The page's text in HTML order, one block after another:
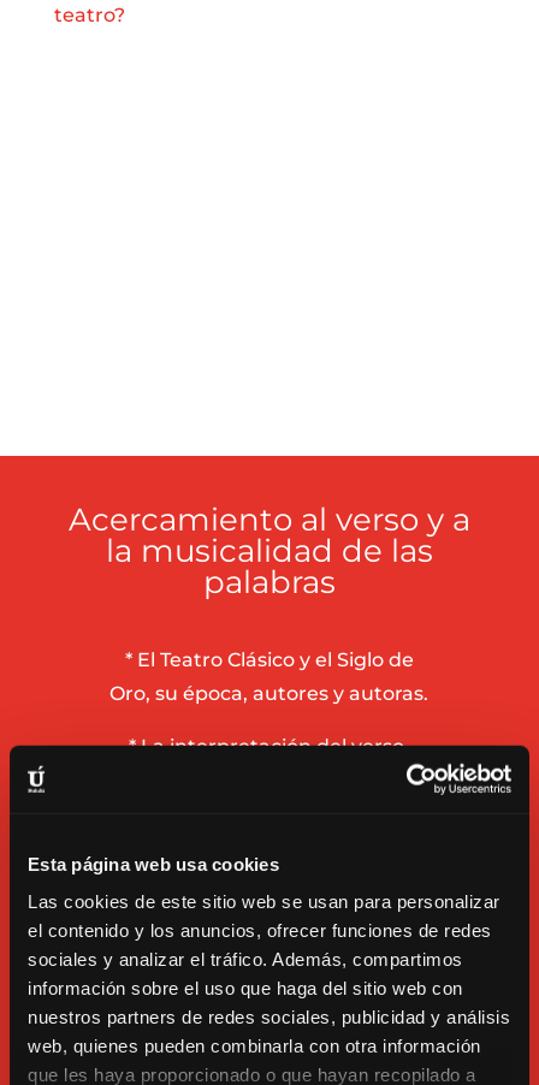
Esta página web usa cookies
Las cookies de este sitio web se usan para personalizar
el contenido y los anuncios, ofrecer funciones de redes
sociales y analizar el tráfico. Además, compartimos
información sobre el uso que haga del sitio web con
nuestros partners de redes sociales, publicidad y análisis
web, quienes pueden combinarla con otra información
que les haya proporcionado o que hayan recopilado a
teatro?
Acercamiento al verso y a
la musicalidad de las
palabras
* El Teatro Clásico y el Siglo de
Oro, su época, autores y autoras.
* La interpretación del verso.
Ritmo, acentuación, intención e
* Musicalidad de las palabras.
Sílabas y partículas rítmicas.
Palabras agudas, llanas,
esdrújulas y su implicación
musical en el verso.